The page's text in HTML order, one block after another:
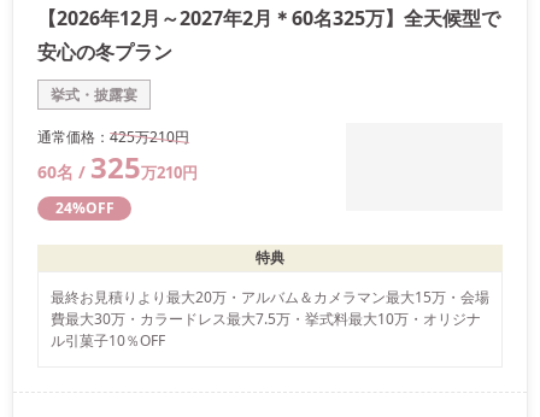
【2026年12月～2027年2月＊60名325万】全天候型で
安心の冬プラン
挙式・披露宴
通常価格： 425万210円
60名 / 325万210円
24%OFF
特典
最終お見積りより最大20万・アルバム＆カメラマン最大15万・会場
費最大30万・カラードレス最大7.5万・挙式料最大10万・オリジナ
ル引菓子10％OFF